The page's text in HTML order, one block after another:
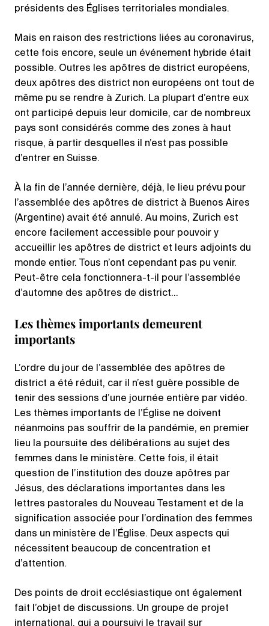
présidents des Églises territoriales mondiales.
Mais en raison des restrictions liées au coronavirus,
cette fois encore, seule un événement hybride était
possible. Outres les apôtres de district européens,
deux apôtres des district non européens ont tout de
même pu se rendre à Zurich. La plupart d’entre eux
ont participé depuis leur domicile, car de nombreux
pays sont considérés comme des zones à haut
risque, à partir desquelles il n’est pas possible
d’entrer en Suisse.
À la fin de l’année dernière, déjà, le lieu prévu pour
l’assemblée des apôtres de district à Buenos Aires
(Argentine) avait été annulé. Au moins, Zurich est
encore facilement accessible pour pouvoir y
accueillir les apôtres de district et leurs adjoints du
monde entier. Tous n’ont cependant pas pu venir.
Peut-être cela fonctionnera-t-il pour l’assemblée
d’automne des apôtres de district…
Les thèmes importants demeurent
importants
L’ordre du jour de l’assemblée des apôtres de
district a été réduit, car il n’est guère possible de
tenir des sessions d’une journée entière par vidéo.
Les thèmes importants de l’Église ne doivent
néanmoins pas souffrir de la pandémie, en premier
lieu la poursuite des délibérations au sujet des
femmes dans le ministère. Cette fois, il était
question de l’institution des douze apôtres par
Jésus, des déclarations importantes dans les
lettres pastorales du Nouveau Testament et de la
signification associée pour l’ordination des femmes
dans un ministère de l’Église. Deux aspects qui
nécessitent beaucoup de concentration et
d’attention.
Des points de droit ecclésiastique ont également
fait l’objet de discussions. Un groupe de projet
international, qui a poursuivi le travail sur